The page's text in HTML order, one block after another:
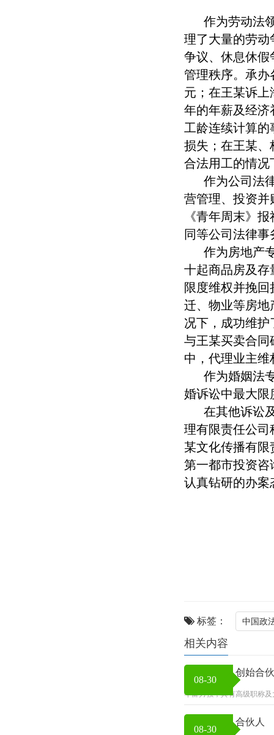
作为劳动法
理了大量的劳动
争议、休息休假
管理秩序。承办
元；在王某诉
年的年薪及经济
工龄连续计算的
损失；在王某、
合法用工的情况
作为公司法
营管理、投资并
《青年周末》
同等公司法律
作为房地产
十起商品房及存
限度维权并挽
迁、物业等房地
况下，成功维
与王某买卖合同
中，代理业主
作为婚姻法
婚诉讼中最大限
在其他诉讼
理有限责任公司
某文化传播有
第一都市投资咨
认真钻研的办案
标签： 中国政
相关内容
08-30
朱寿全律师 创始合
年富力强，具有高级职称
08-30
丁思慧律师 合伙人